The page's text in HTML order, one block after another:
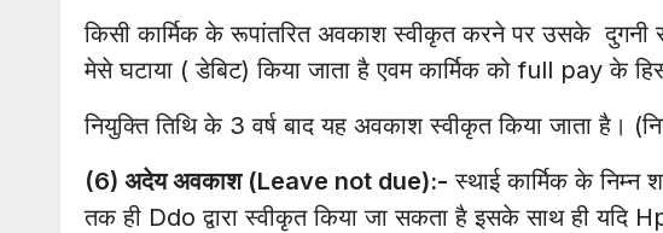
किसी कार्मिक के रूपांतरित अवकाश स्वीकृत करने पर उसके
मेसे घटाया ( डेबिट) किया जाता है एवम कार्मिक को full pay के
नियुक्ति तिथि के 3 वर्ष बाद यह अवकाश स्वीकृत किया जाता है।
(6) अदेय अवकाश (Leave not due):- स्थाई कार्मिक के निम्न
तक ही Ddo द्वारा स्वीकृत किया जा सकता है इसके साथ ही यदि